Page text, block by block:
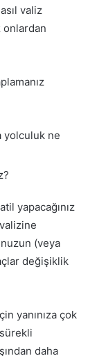
valiz
onlardan
yolculuk ne
yapacağınız
(veya
değişiklik
yanınıza çok
daha